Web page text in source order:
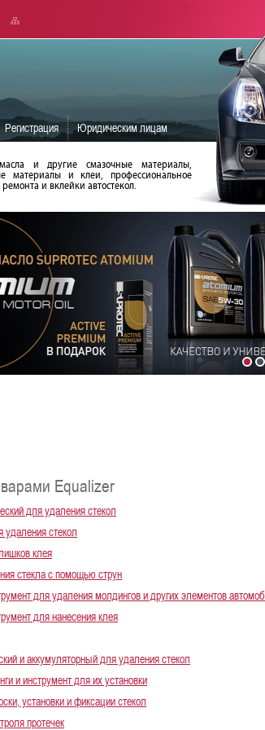
Регистрация Юридическим лицам
и другие смазочные материалы,
материалы и клеи, профессиональное
и вклейки автостекол.
Equalizer
для удаления стекол
удаления стекол
клея
стекла с помощью струн
для удаления молдингов и других элементов
для нанесения клея
и аккумуляторный для удаления стекол
и инструмент для их установки
установки и фиксации стекол
протечек